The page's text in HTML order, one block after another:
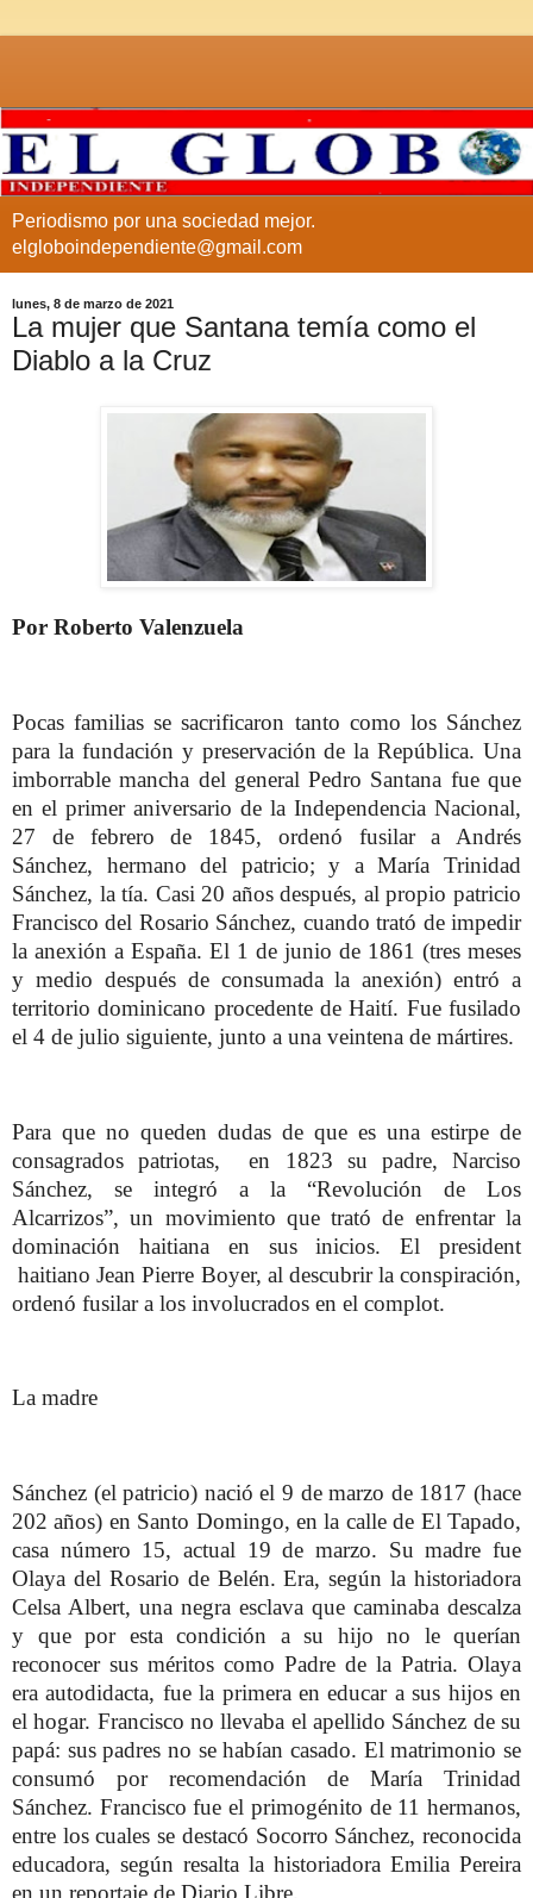
Periodismo por una sociedad mejor.
elgloboindependiente@gmail.com
lunes, 8 de marzo de 2021
La mujer que Santana temía como el
Diablo a la Cruz
Por Roberto Valenzuela
Pocas familias se sacrificaron tanto como los Sánchez
para la fundación y preservación de la República. Una
imborrable mancha del general Pedro Santana fue que
en el primer aniversario de la Independencia Nacional,
27 de febrero de 1845, ordenó fusilar a Andrés
Sánchez, hermano del patricio; y a María Trinidad
Sánchez, la tía. Casi 20 años después, al propio patricio
Francisco del Rosario Sánchez, cuando trató de impedir
la anexión a España. El 1 de junio de 1861 (tres meses
y medio después de consumada la anexión) entró a
territorio dominicano procedente de Haití. Fue fusilado
el 4 de julio siguiente, junto a una veintena de mártires.
Para que no queden dudas de que es una estirpe de
consagrados patriotas, en 1823 su padre, Narciso
Sánchez, se integró a la “Revolución de Los
Alcarrizos”, un movimiento que trató de enfrentar la
dominación haitiana en sus inicios. El president
haitiano Jean Pierre Boyer, al descubrir la conspiración,
ordenó fusilar a los involucrados en el complot.
La madre
Sánchez (el patricio) nació el 9 de marzo de 1817 (hace
202 años) en Santo Domingo, en la calle de El Tapado,
casa número 15, actual 19 de marzo. Su madre fue
Olaya del Rosario de Belén. Era, según la historiadora
Celsa Albert, una negra esclava que caminaba descalza
y que por esta condición a su hijo no le querían
reconocer sus méritos como Padre de la Patria. Olaya
era autodidacta, fue la primera en educar a sus hijos en
el hogar. Francisco no llevaba el apellido Sánchez de su
papá: sus padres no se habían casado. El matrimonio se
consumó por recomendación de María Trinidad
Sánchez. Francisco fue el primogénito de 11 hermanos,
entre los cuales se destacó Socorro Sánchez, reconocida
educadora, según resalta la historiadora Emilia Pereira
en un reportaje de Diario Libre.